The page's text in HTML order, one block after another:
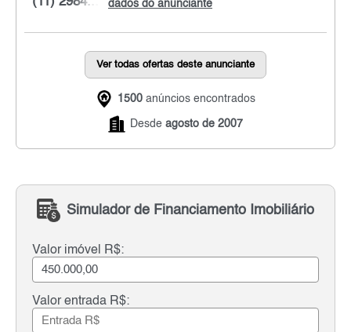
dados do anunciante
Ver todas ofertas deste anunciante
1500 anúncios encontrados
Desde agosto de 2007
Simulador de Financiamento Imobiliário
Valor imóvel R$:
Valor entrada R$: